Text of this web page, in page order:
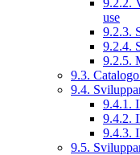
9.2.2.
use
9.2.3.
9.2.4.
9.2.5.
9.3.
9.4.
9.4.1.
9.4.2.
9.4.3.
9.5.